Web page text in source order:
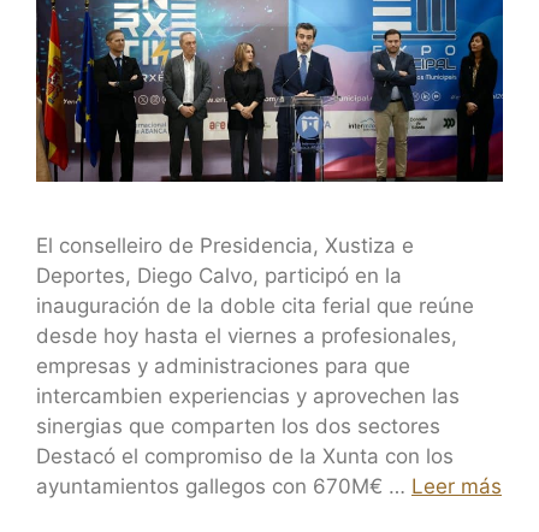
El conselleiro de Presidencia, Xustiza e
Deportes, Diego Calvo, participó en la
inauguración de la doble cita ferial que reúne
desde hoy hasta el viernes a profesionales,
empresas y administraciones para que
intercambien experiencias y aprovechen las
sinergias que comparten los dos sectores
Destacó el compromiso de la Xunta con los
ayuntamientos gallegos con 670M€ … Leer más